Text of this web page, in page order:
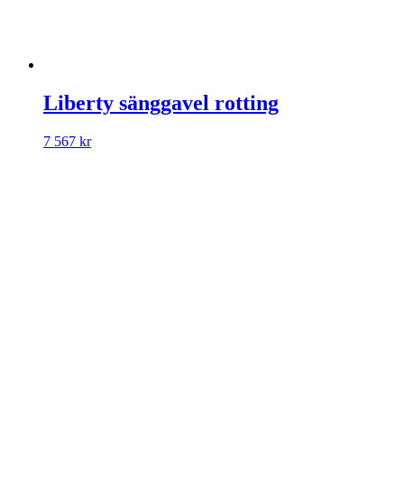
Liberty sänggavel rotting
7 567 kr